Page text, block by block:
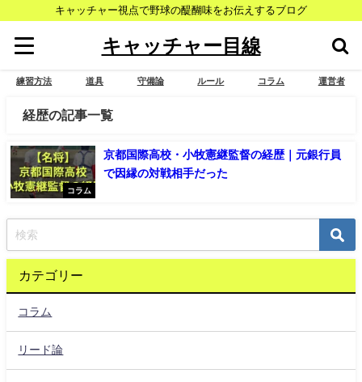
キャッチャー視点で野球の醍醐味をお伝えするブログ
キャッチャー目線
練習方法 道具 守備論 ルール コラム 運営者
経歴の記事一覧
コラム
京都国際高校・小牧憲継監督の経歴｜元銀行員
で因縁の対戦相手だった
カテゴリー
コラム
リード論